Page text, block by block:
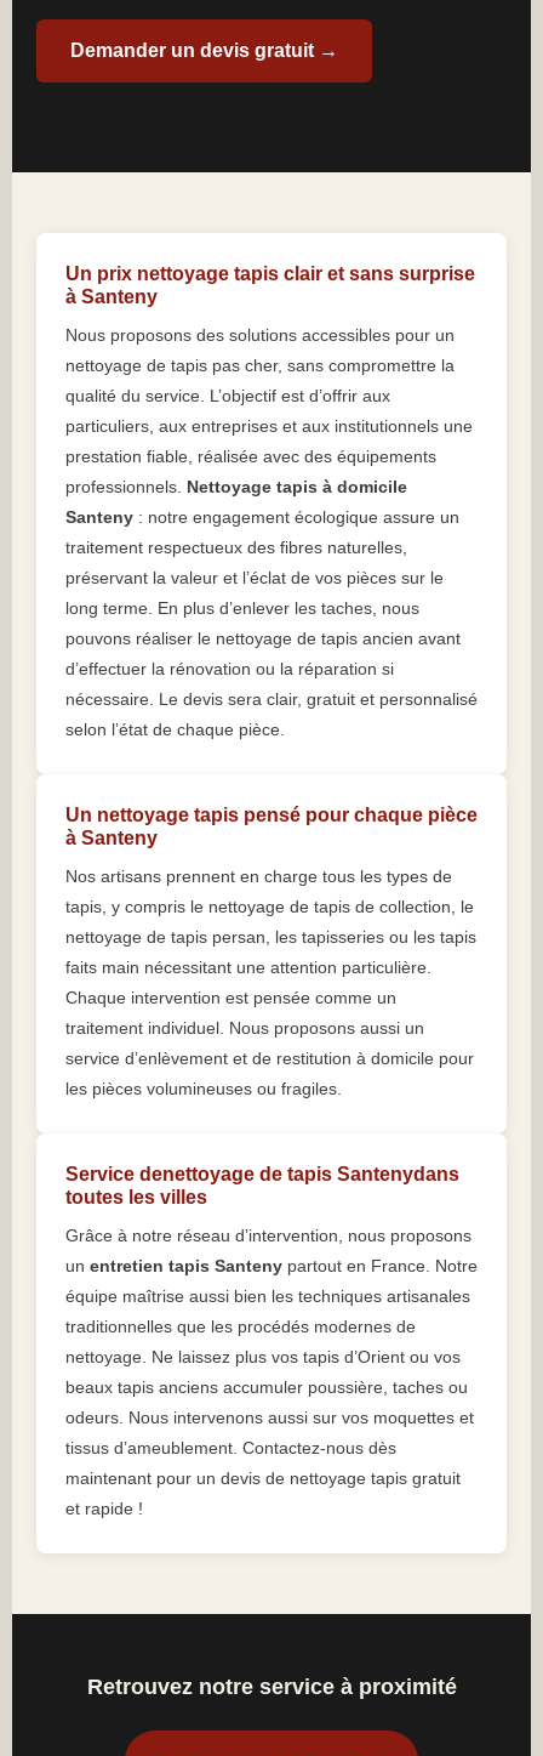
Demander un devis gratuit →
Un prix nettoyage tapis clair et sans surprise
à Santeny
Nous proposons des solutions accessibles pour un
nettoyage de tapis pas cher, sans compromettre la
qualité du service. L’objectif est d’offrir aux
particuliers, aux entreprises et aux institutionnels une
prestation fiable, réalisée avec des équipements
professionnels. Nettoyage tapis à domicile
Santeny : notre engagement écologique assure un
traitement respectueux des fibres naturelles,
préservant la valeur et l’éclat de vos pièces sur le
long terme. En plus d’enlever les taches, nous
pouvons réaliser le nettoyage de tapis ancien avant
d’effectuer la rénovation ou la réparation si
nécessaire. Le devis sera clair, gratuit et personnalisé
selon l’état de chaque pièce.
Un nettoyage tapis pensé pour chaque pièce
à Santeny
Nos artisans prennent en charge tous les types de
tapis, y compris le nettoyage de tapis de collection, le
nettoyage de tapis persan, les tapisseries ou les tapis
faits main nécessitant une attention particulière.
Chaque intervention est pensée comme un
traitement individuel. Nous proposons aussi un
service d’enlèvement et de restitution à domicile pour
les pièces volumineuses ou fragiles.
Service denettoyage de tapis Santenydans
toutes les villes
Grâce à notre réseau d’intervention, nous proposons
un entretien tapis Santeny partout en France. Notre
équipe maîtrise aussi bien les techniques artisanales
traditionnelles que les procédés modernes de
nettoyage. Ne laissez plus vos tapis d’Orient ou vos
beaux tapis anciens accumuler poussière, taches ou
odeurs. Nous intervenons aussi sur vos moquettes et
tissus d’ameublement. Contactez-nous dès
maintenant pour un devis de nettoyage tapis gratuit
et rapide !
Retrouvez notre service à proximité